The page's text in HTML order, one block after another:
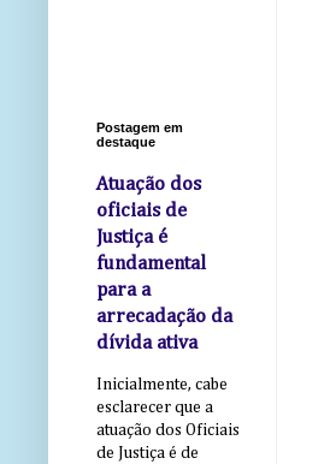
Postagem em
destaque
Atuação dos
oficiais de
Justiça é
fundamental
para a
arrecadação da
dívida ativa
Inicialmente, cabe
esclarecer que a
atuação dos Oficiais
de Justiça é de